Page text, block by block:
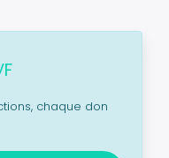
chaque don